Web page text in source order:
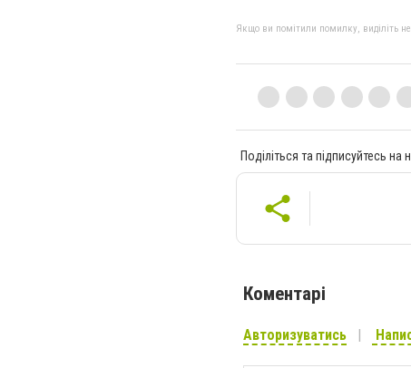
Якщо ви помітили помилку, виділіть
Поділіться та підписуйтесь на
Коментарі
Авторизуватись